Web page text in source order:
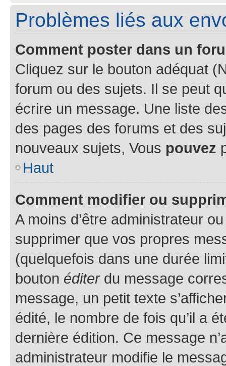
Problèmes liés aux
Comment poster dans un
Cliquez sur le bouton adéquat
forum ou des sujets. Il se peut
écrire un message. Une liste
des pages des forums et des
nouveaux sujets, Vous pouvez
Haut
Comment modifier ou
A moins d’être administrateur
supprimer que vos propres
(quelquefois dans une durée
bouton éditerdu message
message, un petit texte
édité, le nombre de fois qu’il a
dernière édition. Ce message
administrateur modifie le